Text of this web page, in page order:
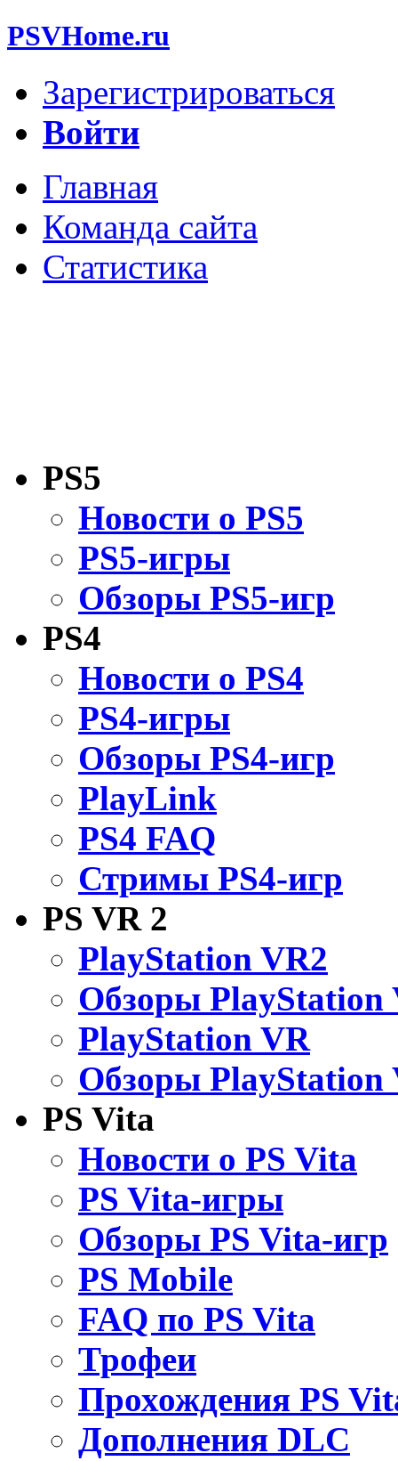
PSVHome.ru
Зарегистрироваться
Войти
Главная
Команда сайта
Статистика
PS5
Новости о PS5
PS5-игры
Обзоры PS5-игр
PS4
Новости о PS4
PS4-игры
Обзоры PS4-игр
PlayLink
PS4 FAQ
Стримы PS4-игр
PS VR 2
PlayStation VR2
Обзоры PlayStation
PlayStation VR
Обзоры PlayStation
PS Vita
Новости о PS Vita
PS Vita-игры
Обзоры PS Vita-игр
PS Mobile
FAQ по PS Vita
Трофеи
Прохождения PS
Дополнения DLC